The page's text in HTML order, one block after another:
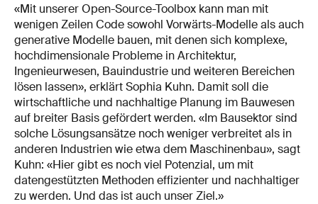
«Mit unsererOpen-Source-Toolbox kann man mit
wenigen Zeilen Code sowohl Vorwärts-Modelle als auch
generative Modelle bauen, mit denen sich komplexe,
hochdimensionale Probleme in Architektur,
Ingenieurwesen, Bauindustrie und weiteren Bereichen
lösen lassen», erklärt Sophia Kuhn. Damit soll die
wirtschaftliche und nachhaltige Planung im Bauwesen
auf breiter Basis gefördert werden. «Im Bausektor sind
solche Lösungsansätze noch weniger verbreitet als in
anderen Industrien wie etwa dem Maschinenbau», sagt
Kuhn: «Hier gibt es noch viel Potenzial, um mit
datengestützten Methoden effizienter und nachhaltiger
zu werden. Und das ist auch unser Ziel.»